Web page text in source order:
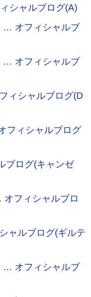
シャルブログ(A)
… オフィシャルブ
… オフィシャルブ
ィシャルブログ(D
フィシャルブログ
ブログ(キャンゼ
オフィシャルブロ
ャルブログ(ギルテ
… オフィシャルブ